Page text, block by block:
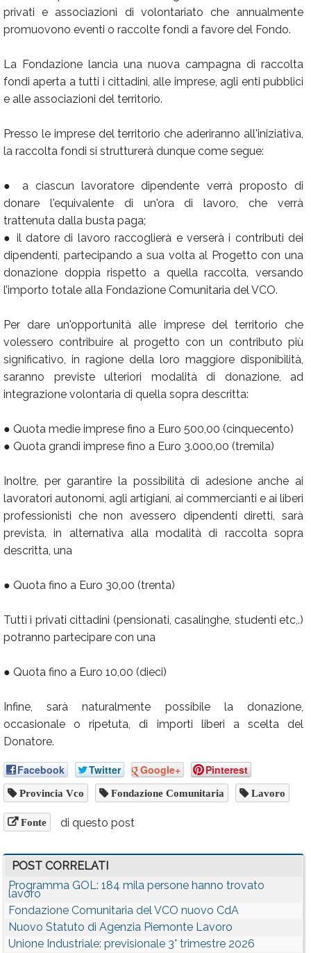
privati e associazioni di volontariato che annualmente
promuovono eventi o raccolte fondi a favore del Fondo.
La Fondazione lancia una nuova campagna di raccolta
fondi aperta a tutti i cittadini, alle imprese, agli enti pubblici
e alle associazioni del territorio.
Presso le imprese del territorio che aderiranno all'iniziativa,
la raccolta fondi si strutturerà dunque come segue:
● a ciascun lavoratore dipendente verrà proposto di
donare l'equivalente di un'ora di lavoro, che verrà
trattenuta dalla busta paga;
● il datore di lavoro raccoglierà e verserà i contributi dei
dipendenti, partecipando a sua volta al Progetto con una
donazione doppia rispetto a quella raccolta, versando
l’importo totale alla Fondazione Comunitaria del VCO.
Per dare un'opportunità alle imprese del territorio che
volessero contribuire al progetto con un contributo più
significativo, in ragione della loro maggiore disponibilità,
saranno previste ulteriori modalità di donazione, ad
integrazione volontaria di quella sopra descritta:
● Quota medie imprese fino a Euro 500,00 (cinquecento)
● Quota grandi imprese fino a Euro 3.000,00 (tremila)
Inoltre, per garantire la possibilità di adesione anche ai
lavoratori autonomi, agli artigiani, ai commercianti e ai liberi
professionisti che non avessero dipendenti diretti, sarà
prevista, in alternativa alla modalità di raccolta sopra
descritta, una
● Quota fino a Euro 30,00 (trenta)
Tutti i privati cittadini (pensionati, casalinghe, studenti etc,.)
potranno partecipare con una
● Quota fino a Euro 10,00 (dieci)
Infine, sarà naturalmente possibile la donazione,
occasionale o ripetuta, di importi liberi a scelta del
Donatore.
Facebook Twitter Google+ Pinterest
Provincia Vco Fondazione Comunitaria Lavoro
Fonte di questo post
POST CORRELATI
Programma GOL: 184 mila persone hanno trovato
lavoro
Fondazione Comunitaria del VCO nuovo CdA
Nuovo Statuto di Agenzia Piemonte Lavoro
Unione Industriale: previsionale 3° trimestre 2026